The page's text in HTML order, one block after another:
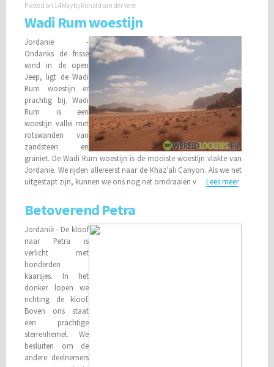
Posted on 14 Mayby Ronald van der Veer
Wadi Rum woestijn
Jordanië -
Ondanks de frisse
wind in de open
Jeep, ligt de Wadi
Rum woestijn er
prachtig bij. Wadi
Rum is een
woestijn vallei met
rotswanden van
zandsteen en
graniet. De Wadi Rum woestijn is de mooiste woestijn vlakte van
Jordanië. We rijden allereerst naar de Khaz’ali Canyon. Als we net
uitgestapt zijn, kunnen we ons nog net omdraaien v Lees meer
Betoverend Petra
Jordanië - De kloof
naar Petra is
verlicht met
honderden
kaarsjes. In het
donker lopen we
richting de kloof.
Boven ons staat
een prachtige
sterrenhemel. We
besluiten om de
andere deelnemers